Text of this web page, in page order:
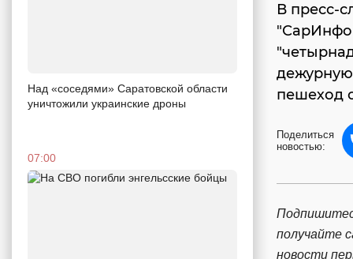
Над «соседями» Саратовской области
уничтожили украинские дроны
07:00
В пресс-
пешеход
Поделиться
новостью:
получайте
новости